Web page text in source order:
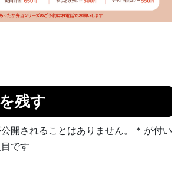
残す
開されることはありません。 * が付い
です